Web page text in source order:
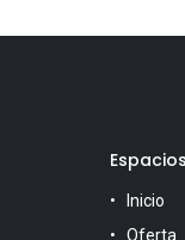
Inicio
Oferta